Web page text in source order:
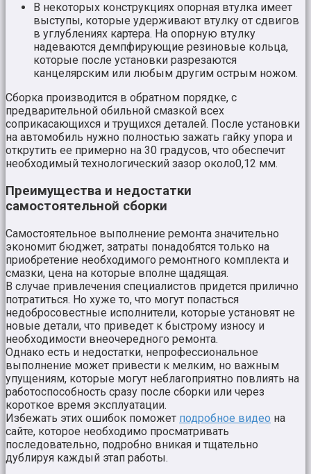
В некоторых конструкциях опорная втулка имеет
выступы, которые удерживают втулку от сдвигов
в углублениях картера. На опорную втулку
надеваются демпфирующие резиновые кольца,
которые после установки разрезаются
канцелярским или любым другим острым ножом.
Сборка производится в обратном порядке, с
предварительной обильной смазкой всех
соприкасающихся и трущихся деталей. После установки
на автомобиль нужно полностью зажать гайку упора и
открутить ее примерно на 30 градусов, что обеспечит
необходимый технологический зазор около0,12 мм.
Преимущества и недостатки
самостоятельной сборки
Самостоятельное выполнение ремонта значительно
экономит бюджет, затраты понадобятся только на
приобретение необходимого ремонтного комплекта и
смазки, цена на которые вполне щадящая.
В случае привлечения специалистов придется прилично
потратиться. Но хуже то, что могут попасться
недобросовестные исполнители, которые установят не
новые детали, что приведет к быстрому износу и
необходимости внеочередного ремонта.
Однако есть и недостатки, непрофессиональное
выполнение может привести к мелким, но важным
упущениям, которые могут неблагоприятно повлиять на
работоспособность сразу после сборки или через
короткое время эксплуатации.
Избежать этих ошибок поможет подробное видео на
сайте, которое необходимо просматривать
последовательно, подробно вникая и тщательно
дублируя каждый этап работы.